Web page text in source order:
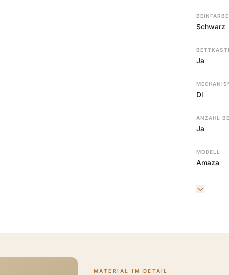
BEINFARBE
Schwarz
Ja
Dl
ANZAHL
Ja
MODELL
Amaza
MATERIAL IM DETAIL